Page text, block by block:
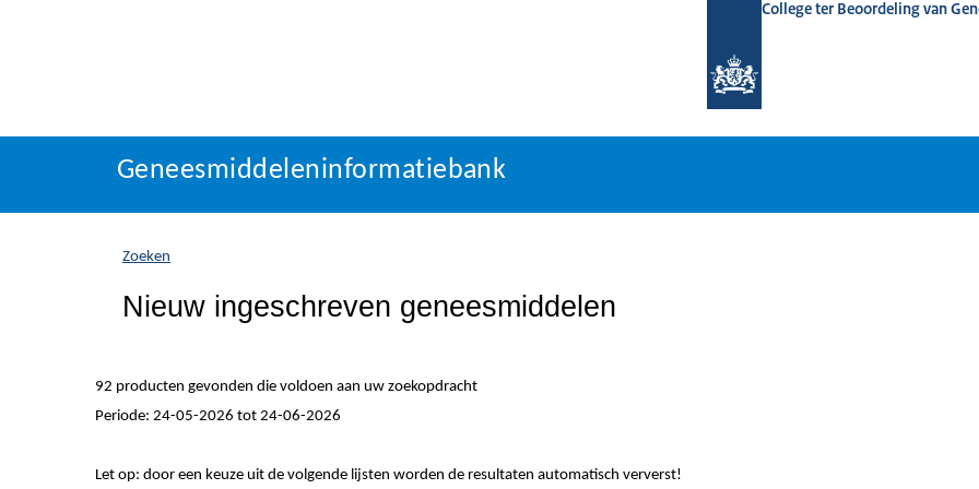
College ter Beoordeling van
Geneesmiddeleninformatiebank
U
zich
hier:
Geneesmiddeleninformatiebank
Zoeken
Nieuw ingeschreven geneesmiddelen
92 producten gevonden die voldoen aan uw zoekopdracht
Periode: 24-05-2026 tot 24-06-2026
Let op: door een keuze uit de volgende lijsten worden de resultaten automatisch ververst!